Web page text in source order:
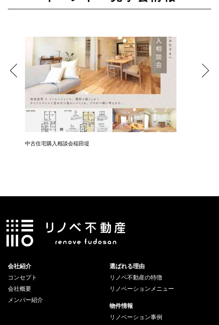
中古住宅購入相談会稲田堤
会社紹介
コンセプト
会社概要
メンバー紹介
選ばれる理由
リノベ不動産の特徴
リノベーションメニュー
物件情報
リノベーション事例